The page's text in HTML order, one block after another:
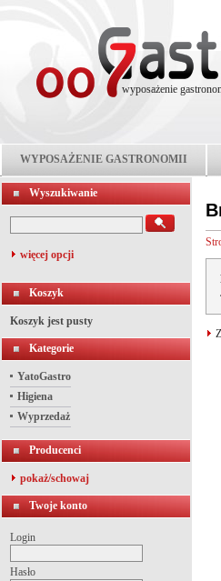
wyposażenie
WYPOSAŻENIE GASTRONOMII
Wyszukiwanie
więcej opcji
Koszyk
Koszyk jest pusty
Kategorie
YatoGastro
Higiena
Wyprzedaż
Producenci
pokaż/schowaj
Twoje konto
Login
Hasło